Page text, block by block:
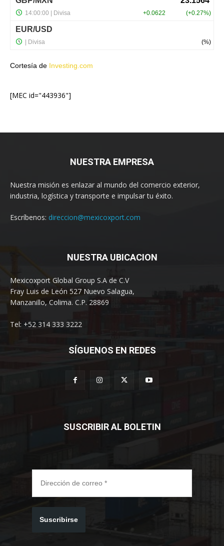
Cortesía de Investing.com
[MEC id="443936"]
NUESTRA EMPRESA
Nuestra misión es enlazar al mundo del comercio exterior,
industria, logística y transporte e impulsar tu éxito.
Escríbenos: direccion@mexicoxport.com
NUESTRA UBICACION
Mexicoxport Global Group S.A de C.V
Fray Luis de León 527 Nuevo Salagua,
Manzanillo, Colima. C.P. 28869
Tel: +52 314 333 3222
SÍGUENOS EN REDES
SUSCRIBIR AL BOLETIN
Suscribirse